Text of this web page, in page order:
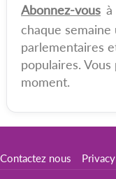
Abonnez-vous à
chaque
parlementaires
populaires.
moment.
Contactez nous